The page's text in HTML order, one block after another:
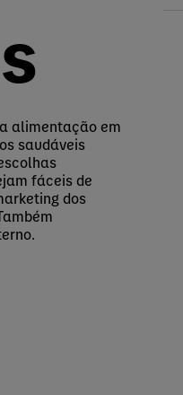
alimentação em
saudáveis
fáceis de
dos